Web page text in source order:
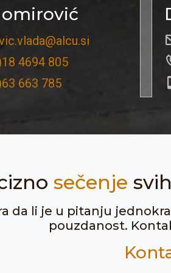
4694 805
663 785
sečenje
da li je u pitanju
pouzdanost.